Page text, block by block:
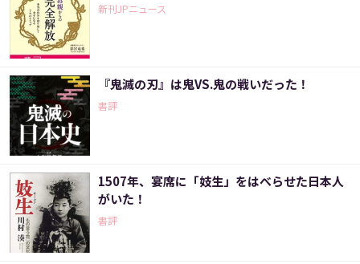
新刊JPニュース
『鬼滅の刃』は鬼VS.鬼の戦いだった！
書評
1507年、宴席に「妓生」をはべらせた日本人
がいた！
書評